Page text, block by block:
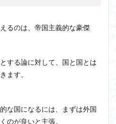
るのは、帝国主義的な豪傑
する論に対して、国と国とは
ます。
な国になるには、まずは外国
のが良いと主張。